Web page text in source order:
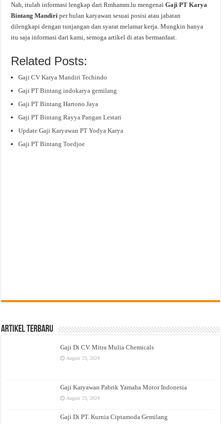
Nah, itulah informasi lengkap dari Rmhamm.lu mengenaiGaji PT Karya
Bintang Mandiriper bulan karyawan sesuai posisi atau jabatan
dilengkapi dengan tunjangan dan syarat melamar kerja. Mungkin hanya
itu saja informasi dari kami, semoga artikel di atas bermanfaat.
Related Posts:
Gaji CV Karya Mandiri Techindo
Gaji PT Bintang indokarya gemilang
Gaji PT Bintang Hartono Jaya
Gaji PT Bintang Rayya Pangan Lestari
Update Gaji Karyawan PT Yodya Karya
Gaji PT Bintang Toedjoe
Artikel Terbaru
Gaji Di CV. Mitra Mulia Chemicals
August 23, 2024
Gaji Karyawan Pabrik Yamaha Motor Indonesia
August 23, 2024
Gaji Di PT. Kurnia Ciptamoda Gemilang